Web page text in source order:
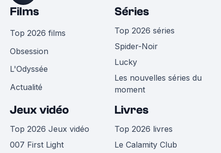
Films
Top 2026 films
Obsession
L'Odyssée
Actualité
Séries
Top 2026 séries
Spider-Noir
Lucky
Les nouvelles séries du
moment
Jeux vidéo
Top 2026 Jeux vidéo
007 First Light
Livres
Top 2026 livres
Le Calamity Club